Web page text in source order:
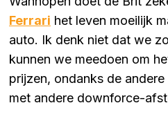
Ferrari het leven moeilijk
auto. Ik denk niet dat we
kunnen we meedoen om
prijzen, ondanks de
met andere downforce-